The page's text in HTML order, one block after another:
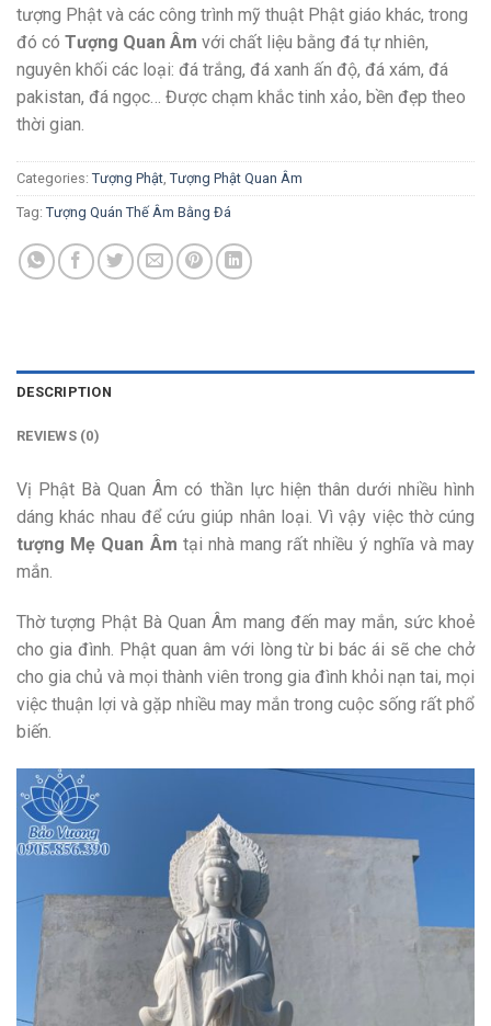
tượng Phật và các công trình mỹ thuật Phật giáo khác, trong
đó có Tượng Quan Âm với chất liệu bằng đá tự nhiên,
nguyên khối các loại: đá trắng, đá xanh ấn độ, đá xám, đá
pakistan, đá ngọc… Được chạm khắc tinh xảo, bền đẹp theo
thời gian.
Categories: Tượng Phật, Tượng Phật Quan Âm
Tag: Tượng Quán Thế Âm Bằng Đá
DESCRIPTION
REVIEWS (0)
Vị Phật Bà Quan Âm có thần lực hiện thân dưới nhiều hình
dáng khác nhau để cứu giúp nhân loại. Vì vậy việc thờ cúng
tượng Mẹ Quan Âm tại nhà mang rất nhiều ý nghĩa và may
mắn.
Thờ tượng Phật Bà Quan Âm mang đến may mắn, sức khoẻ
cho gia đình. Phật quan âm với lòng từ bi bác ái sẽ che chở
cho gia chủ và mọi thành viên trong gia đình khỏi nạn tai, mọi
việc thuận lợi và gặp nhiều may mắn trong cuộc sống rất phổ
biến.